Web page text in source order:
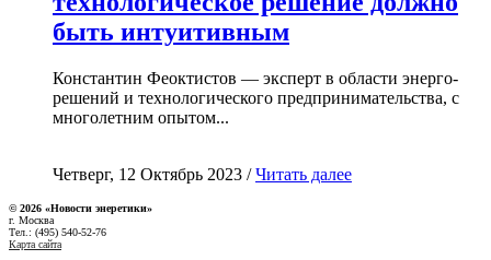
быть интуитивным
Константин Феоктистов — эксперт в области энерго-
решений и технологического предпринимательства, с
многолетним опытом...
Четверг, 12 Октябрь 2023 /Читать далее
© 2026 «Новости энеретики»
г. Москва
Тел.: (495) 540-52-76
Карта сайта